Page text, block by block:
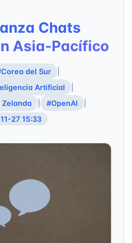
Chats
Asia-Pacífico
del Sur
Artificial
Zelanda #OpenAI
27 15:33